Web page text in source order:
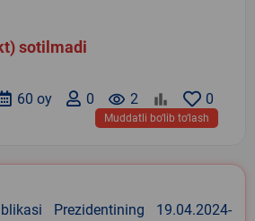
sotilmadi
0
remove_red_eye 2
0
60 oy
Muddatli bo‘lib to‘lash
Prezidentining 19.04.2024-